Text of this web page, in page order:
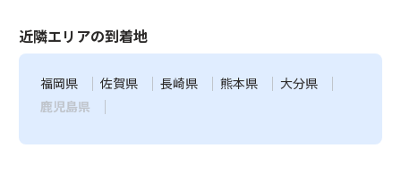
近隣エリアの到着地
福岡県 佐賀県 長崎県 熊本県
大分県
鹿児島県